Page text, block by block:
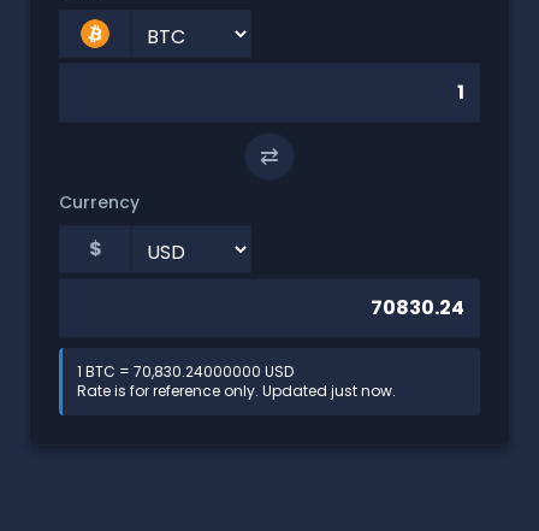
⇄
Currency
$
1 BTC = 70,830.24000000 USD
Rate is for reference only. Updated just now.